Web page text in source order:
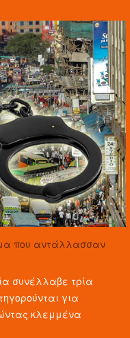
που αντάλλασσαν
συνέλλαβε τρία
για
κλεμμένα